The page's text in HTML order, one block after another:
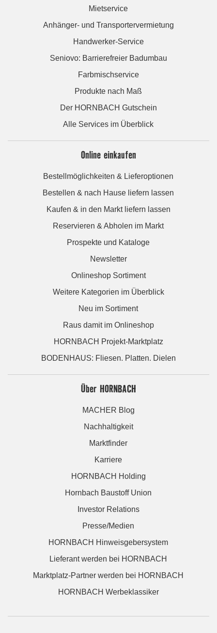
Mietservice
Anhänger- und Transportervermietung
Handwerker-Service
Seniovo: Barrierefreier Badumbau
Farbmischservice
Produkte nach Maß
Der HORNBACH Gutschein
Alle Services im Überblick
Online einkaufen
Bestellmöglichkeiten & Lieferoptionen
Bestellen & nach Hause liefern lassen
Kaufen & in den Markt liefern lassen
Reservieren & Abholen im Markt
Prospekte und Kataloge
Newsletter
Onlineshop Sortiment
Weitere Kategorien im Überblick
Neu im Sortiment
Raus damit im Onlineshop
HORNBACH Projekt-Marktplatz
BODENHAUS: Fliesen. Platten. Dielen
Über HORNBACH
MACHER Blog
Nachhaltigkeit
Marktfinder
Karriere
HORNBACH Holding
Hornbach Baustoff Union
Investor Relations
Presse/Medien
HORNBACH Hinweisgebersystem
Lieferant werden bei HORNBACH
Marktplatz-Partner werden bei HORNBACH
HORNBACH Werbeklassiker